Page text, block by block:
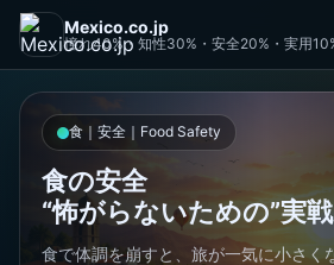
Mexico.co.jp
憧れ40%・知性30%・安全20%・実用
食｜安全｜Food Safety
食の安全
“怖がらないための”実戦
食で体調を崩すと、旅が一気に小さく